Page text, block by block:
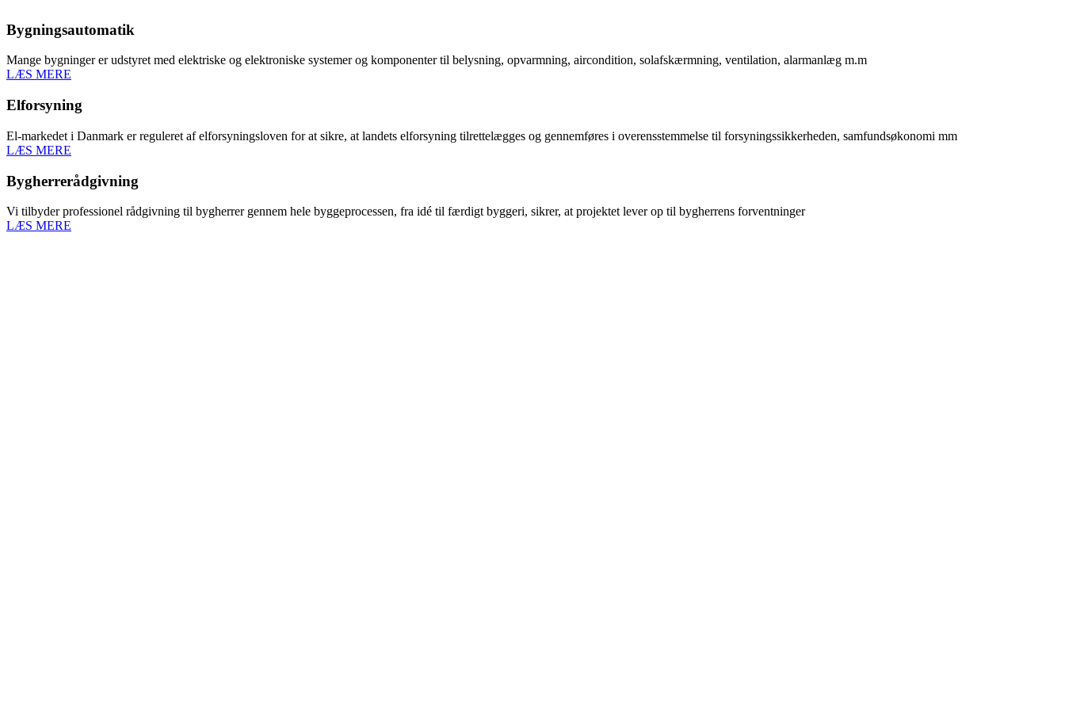
Bygningsautomatik
Mange bygninger er udstyret med elektriske og elektroniske systemer og komponenter til belysning, opvarmning, aircondition, solafskærmning, ventilation, alarmanlæg m.m
LÆS MERE
Elforsyning
El-markedet i Danmark er reguleret af elforsyningsloven for at sikre, at landets elforsyning tilrettelægges og gennemføres i overensstemmelse til forsyningssikkerheden, samfundsøkonomi mm
LÆS MERE
Bygherrerådgivning
Vi tilbyder professionel rådgivning til bygherrer gennem hele byggeprocessen, fra idé til færdigt byggeri, sikrer, at projektet lever op til bygherrens forventninger
LÆS MERE